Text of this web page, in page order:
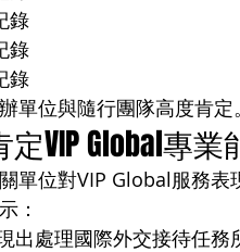
錄
錄
錄
單位與隨行團隊高度肯定
VIP Global專業
單位對VIP Global服務表
：
出處理國際外交接待任